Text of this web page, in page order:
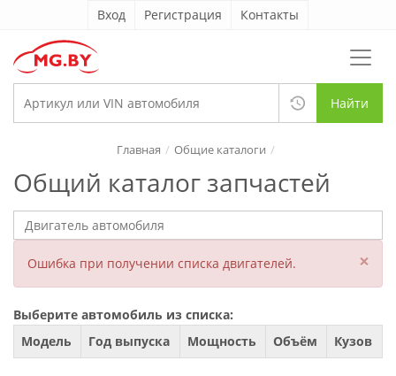
Вход Регистрация Контакты
Найти
Общий каталог запчастей
Главная Общие каталоги
Ошибка при получении списка двигателей. ×
Выберите автомобиль из списка:
Модель
Год выпуска Мощность Объём Кузов